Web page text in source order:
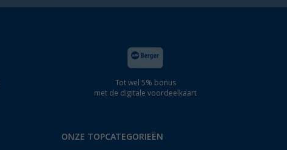
Tot wel 5% bonus
met de digitale voordeelkaart
ONZE TOPCATEGORIEËN